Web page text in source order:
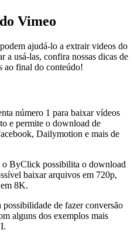
Vimeo
ajudá-lo a extrair videos do
a usá-las, confira nossas dicas de
ao final do conteúdo!
número 1 para baixar vídeos
e permite o download de
Dailymotion e mais de
o ByClick possibilita o download
baixar arquivos em 720p,
8K.
de fazer conversão
alguns dos exemplos mais